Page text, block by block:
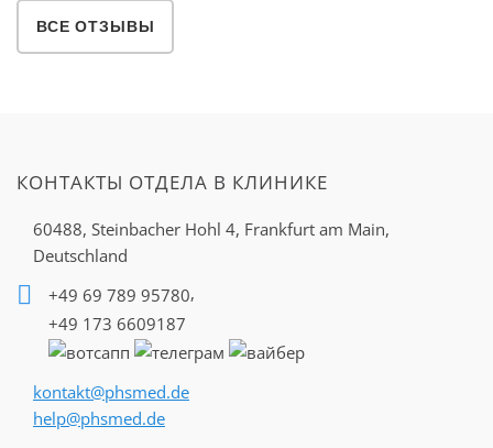
ВСЕ ОТЗЫВЫ
КОНТАКТЫ ОТДЕЛА В КЛИНИКЕ
60488, Steinbacher Hohl 4, Frankfurt am Main,
Deutschland
+49 69 789 95780,
+49 173 6609187
kontakt@phsmed.de
help@phsmed.de